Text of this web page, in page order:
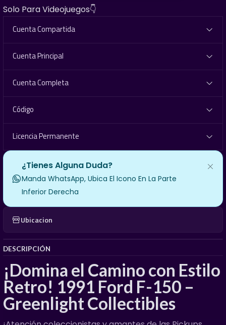
Solo Para Videojuegos👇
Cuenta Compartida
Cuenta Principal
Cuenta Completa
Código
Licencia Permanente
¿Tienes Alguna Duda?
Manda WhatsApp, Ubica El Icono En La Parte
Inferior Derecha
Ubicacion
DESCRIPCIÓN
¡Domina el Camino con Estilo
Retro! 1991 Ford F-150 –
Greenlight Collectibles